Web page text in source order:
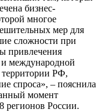
бизнес-
многое
мер для
сложности при
привлечения
международной
территории РФ,
спроса», – пояснила
момент
регионов России.